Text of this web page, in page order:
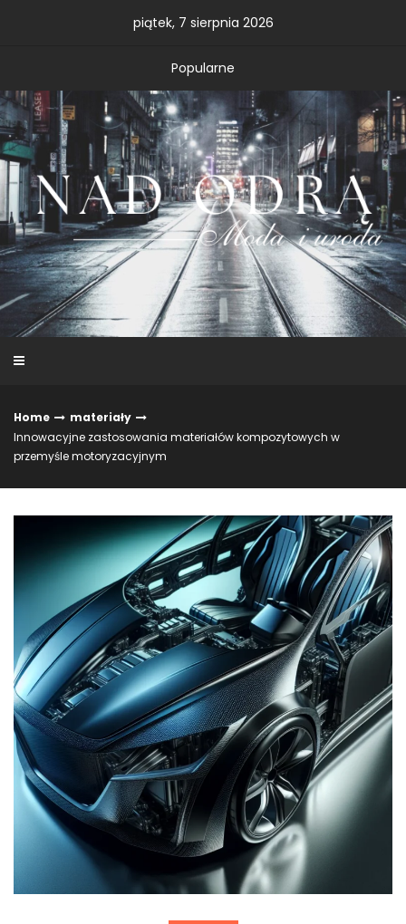
piątek, 7 sierpnia 2026
Popularne
Home
materiały
Innowacyjne zastosowania materiałów kompozytowych w
przemyśle motoryzacyjnym